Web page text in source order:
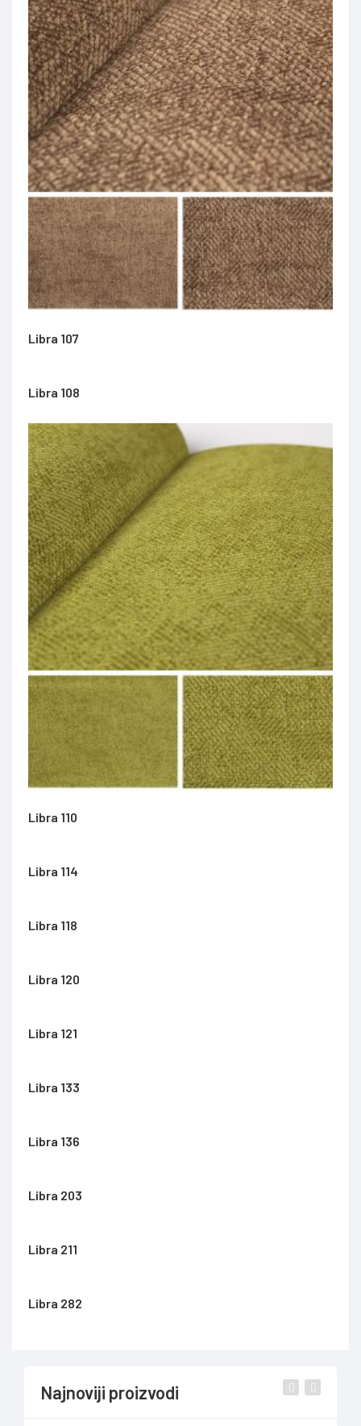
Libra 107
Libra 108
Libra 110
Libra 114
Libra 118
Libra 120
Libra 121
Libra 133
Libra 136
Libra 203
Libra 211
Libra 282
Najnoviji proizvodi